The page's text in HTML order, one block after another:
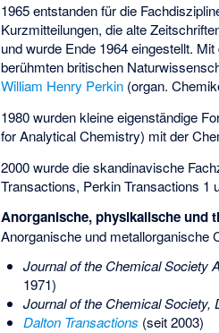
1965 entstanden für die
Kurzmitteilungen, die alte
und wurde Ende 1964 eingestellt.
berühmten britischen
William Henry Perkin (organ.
1980 wurden kleine eigenständige
for Analytical Chemistry) mit der
2000 wurde die skandinavische
Transactions, Perkin Transactions 1
Anorganische, physikalische und
Anorganische und metallorganische
Journal of the Chemical Society
1971)
Journal of the Chemical Society,
Dalton Transactions (seit 2003)